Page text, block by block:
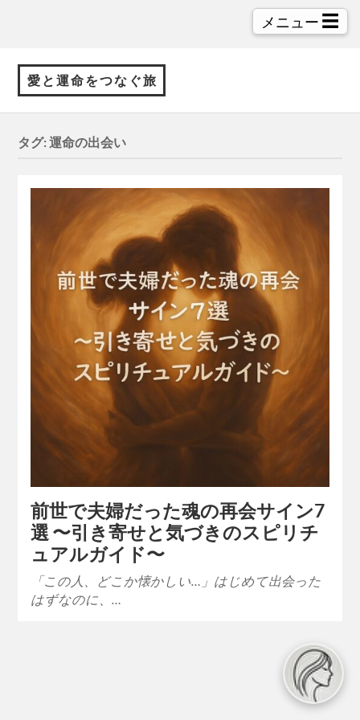
愛と運命をつなぐ旅
メニュー ☰
タグ:運命の出会い
前世で夫婦だった魂の再会サイン7
選 〜引き寄せと気づきのスピリチ
ュアルガイド〜
「この人、どこか懐かしい…」はじめて出会った
はずなのに、…